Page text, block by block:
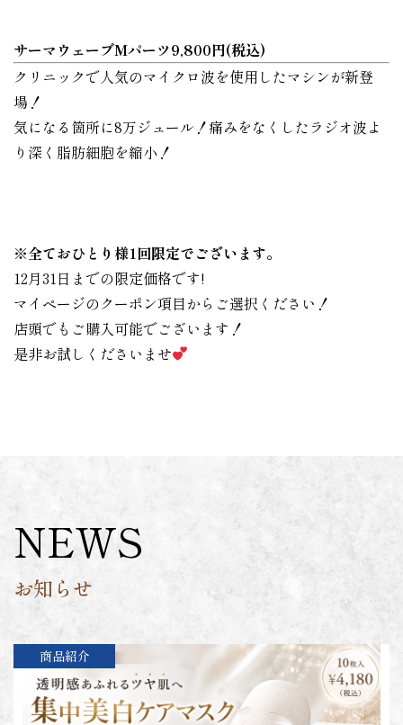
サーマウェーブMパーツ9,800円(税込)
クリニックで人気のマイクロ波を使用したマシンが新登
場！
気になる箇所に8万ジュール！痛みをなくしたラジオ波よ
り深く脂肪細胞を縮小！
※全ておひとり様1回限定でございます。
12月31日までの限定価格です!
マイページのクーポン項目からご選択ください！
店頭でもご購入可能でございます！
是非お試しくださいませ
NEWS
お知らせ
商品紹介